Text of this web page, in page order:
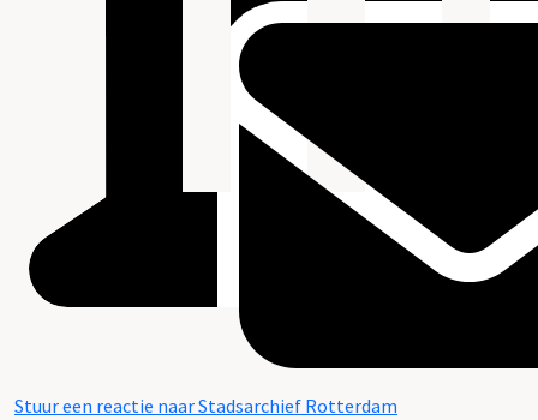
Stuur een reactie naar Stadsarchief Rotterdam